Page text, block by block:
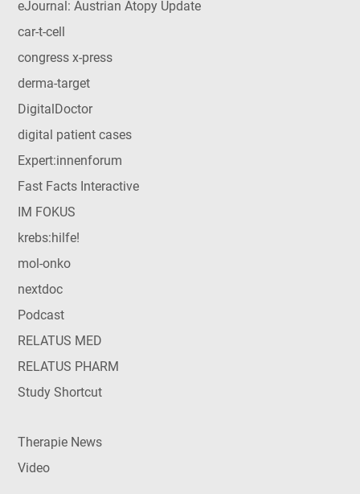
eJournal: Austrian Atopy Update
car-t-cell
congress x-press
derma-target
DigitalDoctor
digital patient cases
Expert:innenforum
Fast Facts Interactive
IM FOKUS
krebs:hilfe!
mol-onko
nextdoc
Podcast
RELATUS MED
RELATUS PHARM
Study Shortcut
Therapie News
Video